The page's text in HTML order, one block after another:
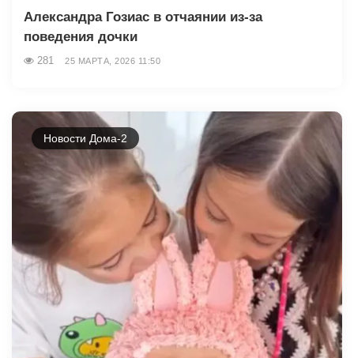
Александра Гозиас в отчаянии из-за
поведения дочки
281 25 МАРТА, 2026 11:50
Новости Дома-2